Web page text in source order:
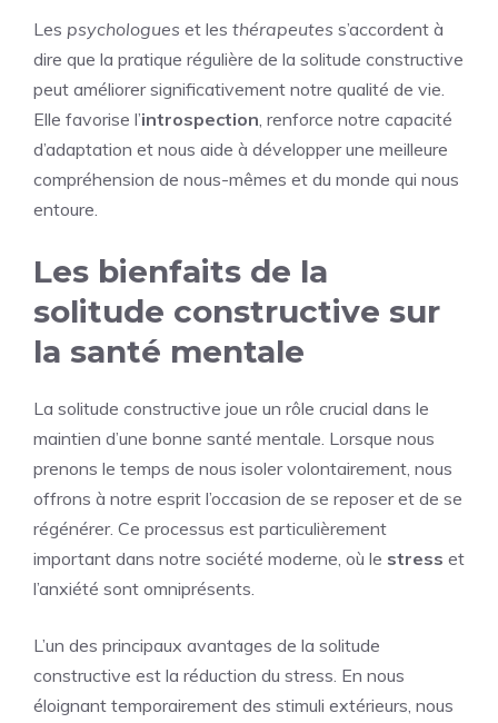
Les psychologues et les thérapeutes s’accordent à
dire que la pratique régulière de la solitude constructive
peut améliorer significativement notre qualité de vie.
Elle favorise l’introspection, renforce notre capacité
d’adaptation et nous aide à développer une meilleure
compréhension de nous-mêmes et du monde qui nous
entoure.
Les bienfaits de la
solitude constructive sur
la santé mentale
La solitude constructive joue un rôle crucial dans le
maintien d’une bonne santé mentale. Lorsque nous
prenons le temps de nous isoler volontairement, nous
offrons à notre esprit l’occasion de se reposer et de se
régénérer. Ce processus est particulièrement
important dans notre société moderne, où le stress et
l’anxiété sont omniprésents.
L’un des principaux avantages de la solitude
constructive est la réduction du stress. En nous
éloignant temporairement des stimuli extérieurs, nous